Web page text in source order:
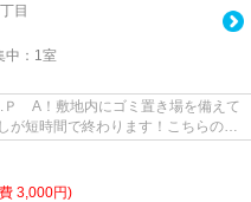
目
： 1室
Ｐ A！敷地内にゴミ置き場を備えて
が短時間で終わります！こちらの物
3,000円)